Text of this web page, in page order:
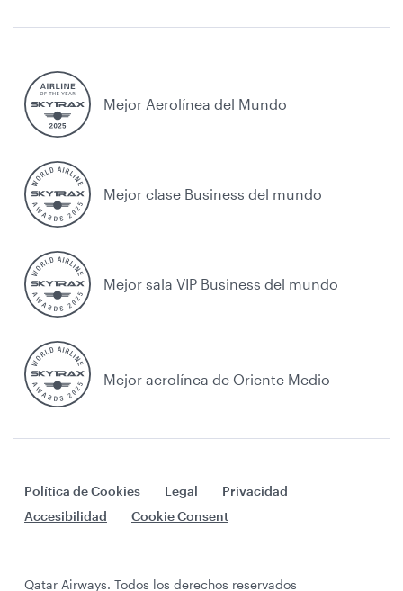
Mejor Aerolínea del Mundo
Mejor clase Business del mundo
Mejor sala VIP Business del mundo
Mejor aerolínea de Oriente Medio
Política de Cookies Legal
Privacidad
Accesibilidad
Cookie Consent
Qatar Airways. Todos los derechos reservados